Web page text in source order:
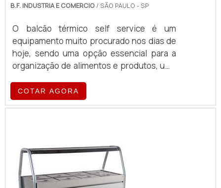
B.F. INDUSTRIA E COMERCIO / SÃO PAULO - SP
O balcão térmico self service é um
equipamento muito procurado nos dias de
hoje, sendo uma opção essencial para a
organização de alimentos e produtos, uma
realizar a preservação deles,
especialmente por manter a temperatura
alternativa para ambientes que atuam com
a preparação de alimentos e refei...
COTAR AGORA